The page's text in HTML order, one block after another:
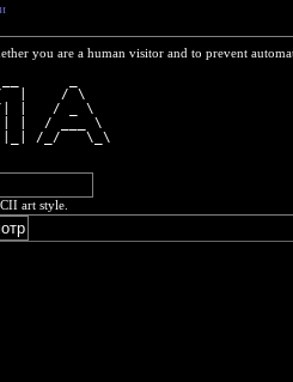
you are a human visitor and to prevent
\/  |    / \
| |   / _ \
|  / ___ \
|_| /_/   \_\
art style.